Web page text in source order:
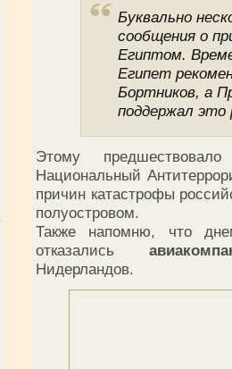
Буквально
сообщения о
Египтом.
Египет
Бортников, а
поддержал это
Этому
Национальный
причин катастрофы
полуостровом.
Также напомню, что
отказались
Нидерландов.